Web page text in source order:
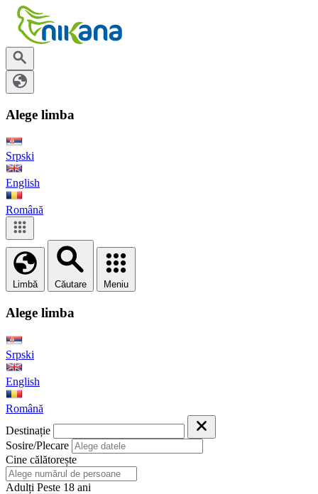
Alege limba
Srpski
English
Română
Limbă Căutare Meniu
Alege limba
Srpski
English
Română
Destinație
Sosire/Plecare
Cine călătorește
Adulți Peste 18 ani